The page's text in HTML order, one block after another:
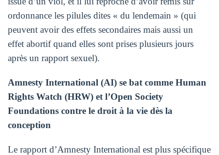
ordonnance les pilules dites « du lendemain » (qui
peuvent avoir des effets secondaires mais aussi un
effet abortif quand elles sont prises plusieurs jours
après un rapport sexuel).
Amnesty International (AI) se bat comme Human
Rights Watch (HRW) et l’Open Society
Foundations contre le droit à la vie dès la
conception
Le rapport d’Amnesty International est plus spécifique